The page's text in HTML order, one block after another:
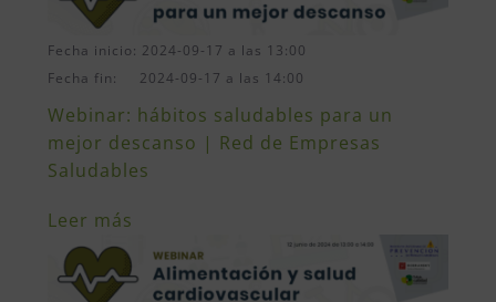
Fecha inicio: 2024-09-17 a las 13:00
Fecha fin: 2024-09-17 a las 14:00
Webinar: hábitos saludables para un
mejor descanso | Red de Empresas
Saludables
Leer más